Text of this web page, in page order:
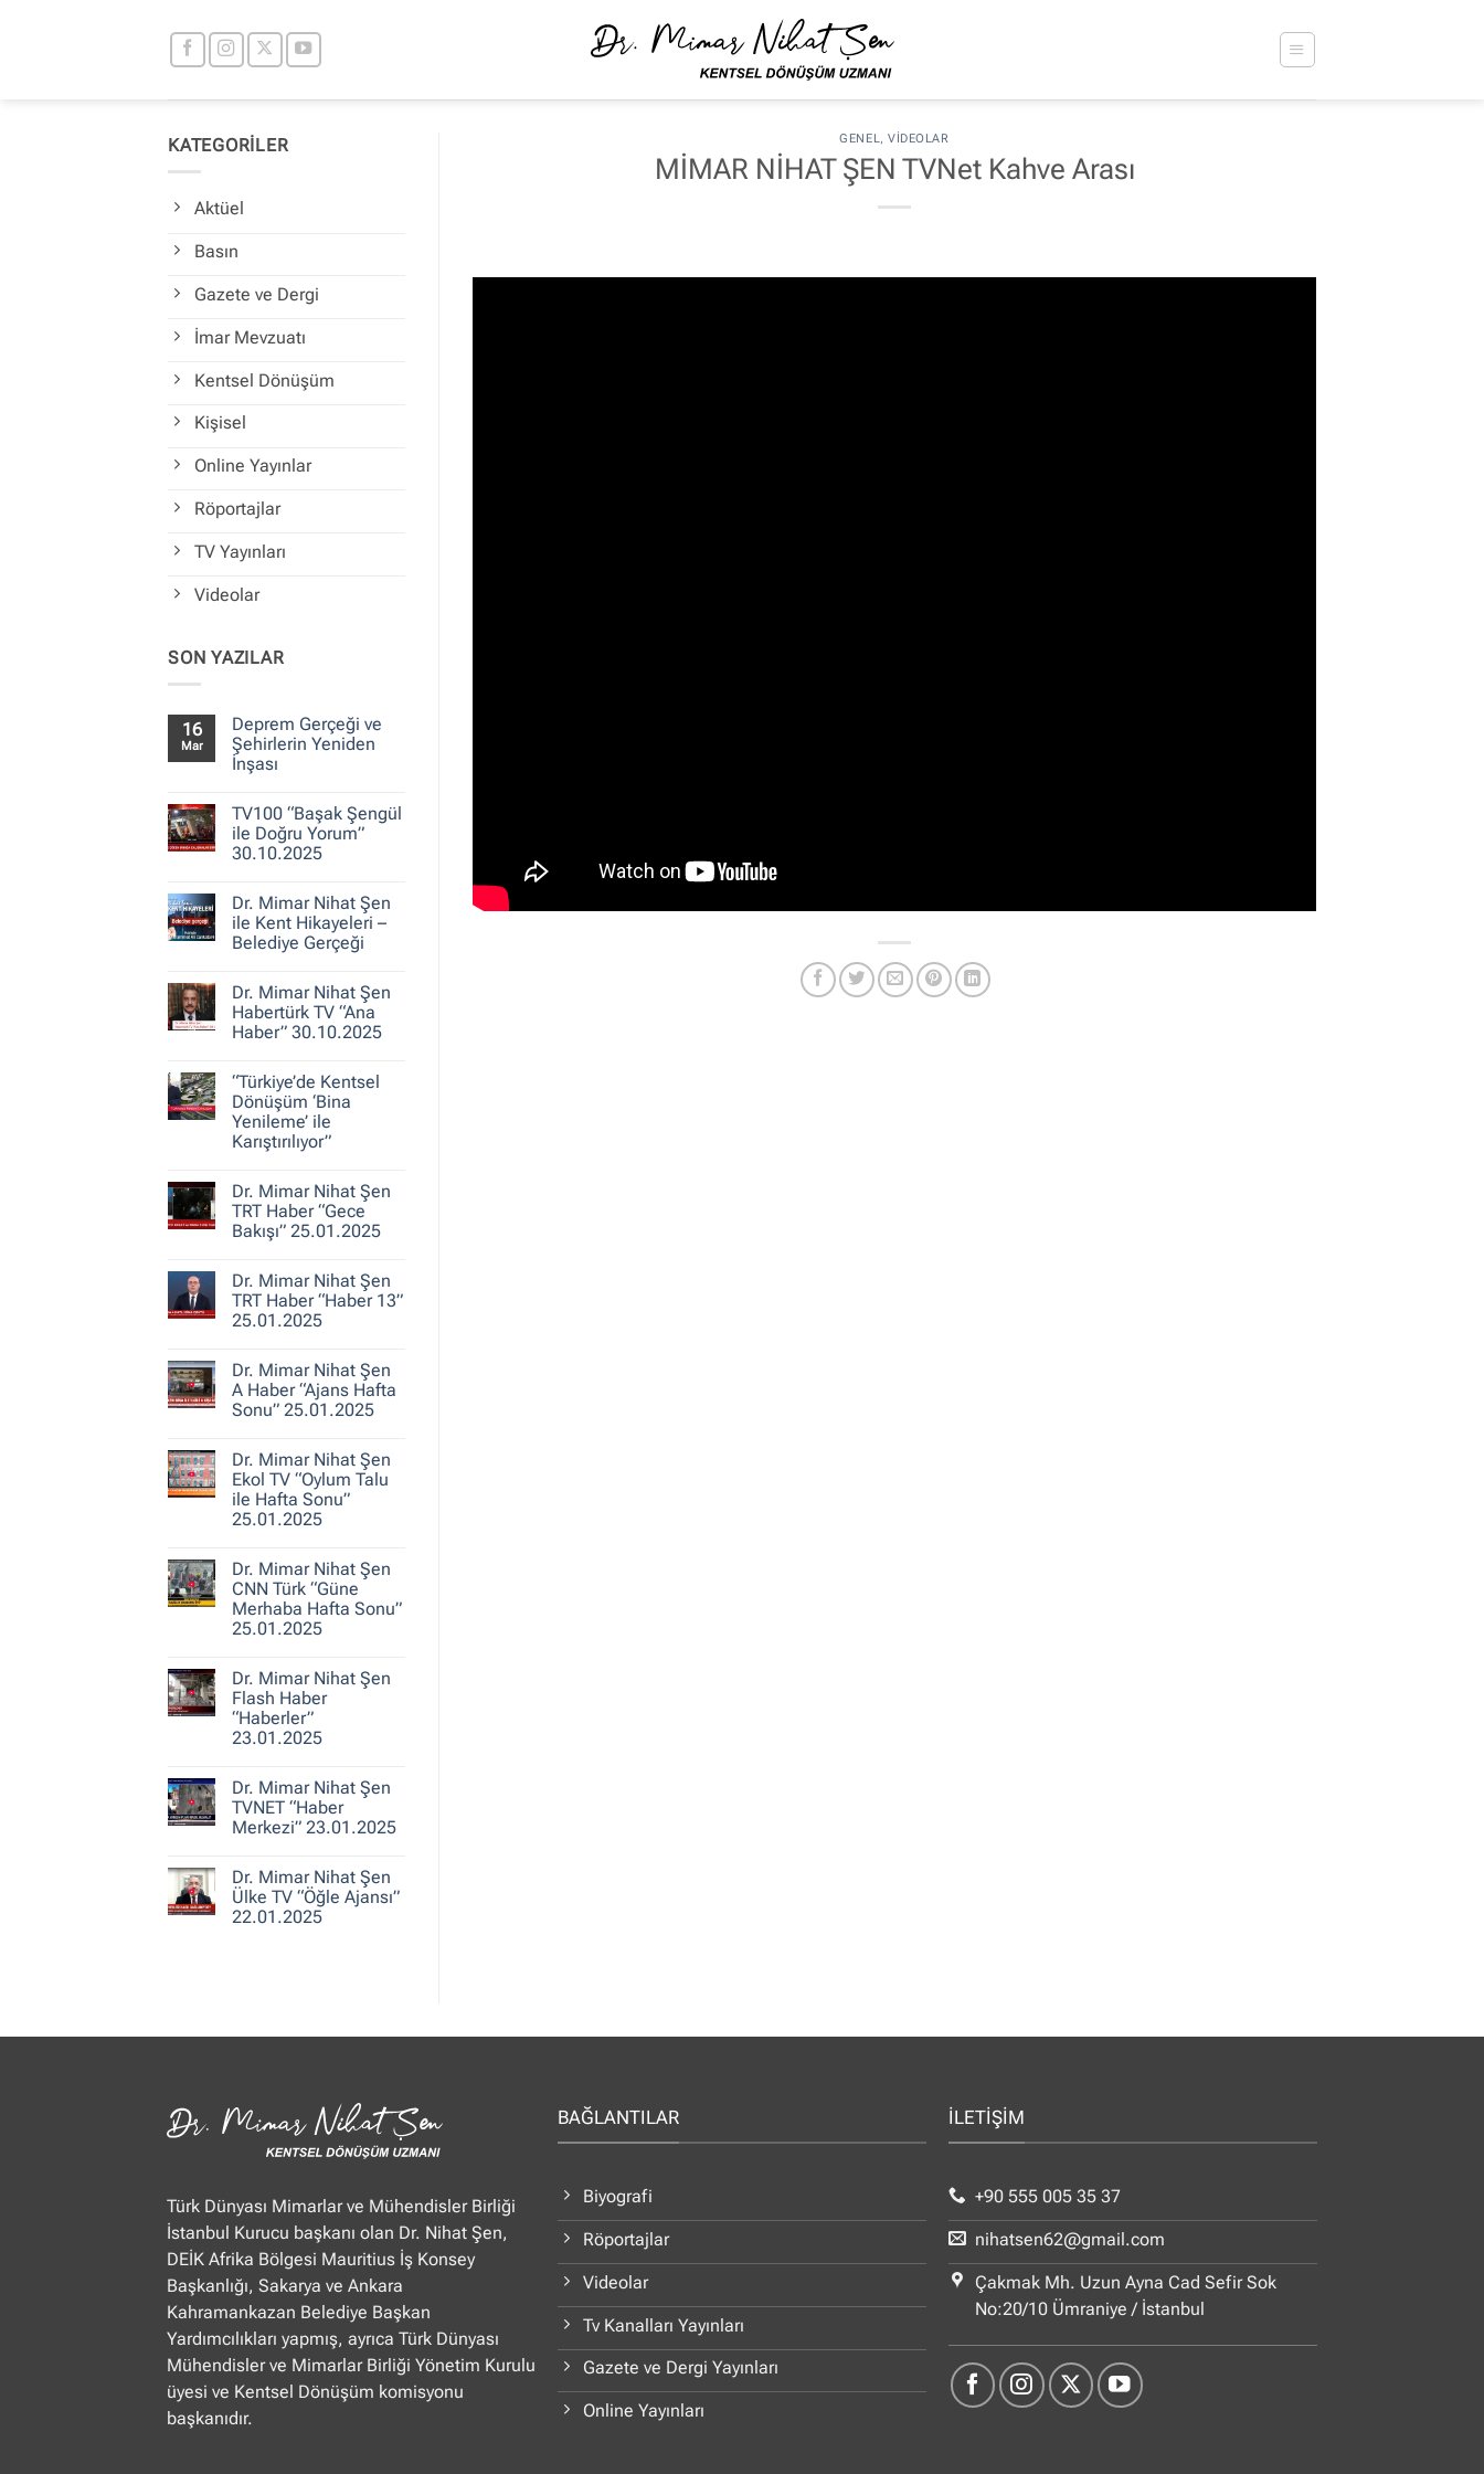
KATEGORİLER
Aktüel
Basın
Gazete ve Dergi
İmar Mevzuatı
Kentsel Dönüşüm
Kişisel
Online Yayınlar
Röportajlar
TV Yayınları
Videolar
SON YAZILAR
16
Mar
Deprem Gerçeği ve
Şehirlerin Yeniden
İnşası
Deprem
Gerçeği
ve
Şehirlerin
TV100 “Başak Şengül
ile Doğru Yorum”
30.10.2025
TV100
“Başak
Şengül
ile
30.10.2025
Dr. Mimar Nihat Şen
ile Kent Hikayeleri –
Belediye Gerçeği
Dr.
Mimar
Nihat
Şen
Hikayeleri
–
Belediye
Gerçeği
Dr. Mimar Nihat Şen
Habertürk TV “Ana
Haber” 30.10.2025
Dr.
Mimar
Nihat
Şen
Habertürk
Haber”
30.10.2025
“Türkiye’de Kentsel
Dönüşüm ‘Bina
Yenileme’ ile
Karıştırılıyor”
“Türkiye’de
Kentsel
Dönüşüm
‘Bina
Karıştırılıyor”
Dr. Mimar Nihat Şen
TRT Haber “Gece
Bakışı” 25.01.2025
Dr.
Mimar
Nihat
Şen
“Gece
Bakışı”
25.01.2025
Dr. Mimar Nihat Şen
TRT Haber “Haber 13”
25.01.2025
Dr.
Mimar
Nihat
Şen
“Haber
13”
25.01.2025
Dr. Mimar Nihat Şen
A Haber “Ajans Hafta
Sonu” 25.01.2025
Dr.
Mimar
Nihat
Şen
A
Hafta
Sonu”
25.01.2025
Dr. Mimar Nihat Şen
Ekol TV “Oylum Talu
ile Hafta Sonu”
25.01.2025
Dr.
Mimar
Nihat
Şen
Ekol
Talu
ile
Hafta
Sonu”
25.01.2025
Dr. Mimar Nihat Şen
CNN Türk “Güne
Merhaba Hafta Sonu”
25.01.2025
Dr.
Mimar
Nihat
Şen
CNN
Merhaba
Hafta
Sonu”
25.01.2025
Dr. Mimar Nihat Şen
Flash Haber
“Haberler”
23.01.2025
Dr.
Mimar
Nihat
Şen
“Haberler”
23.01.2025
Dr. Mimar Nihat Şen
TVNET “Haber
Merkezi” 23.01.2025
Dr.
Mimar
Nihat
Şen
Dr. Mimar Nihat Şen
Ülke TV “Öğle Ajansı”
22.01.2025
TV
GENEL,VIDEOLAR
MİMAR NİHAT ŞEN TVNet Kahve Arası
Türk Dünyası Mimarlar ve Mühendisler Birliği
İstanbul Kurucu başkanı olan Dr. Nihat Şen,
DEİK Afrika Bölgesi Mauritius İş Konsey
Başkanlığı, Sakarya ve Ankara
Kahramankazan Belediye Başkan
Yardımcılıkları yapmış, ayrıca Türk Dünyası
Mühendisler ve Mimarlar Birliği Yönetim Kurulu
üyesi ve Kentsel Dönüşüm komisyonu
başkanıdır.
BAĞLANTILAR
Biyografi
Röportajlar
Videolar
Tv Kanalları Yayınları
Gazete ve Dergi Yayınları
Online Yayınları
İLETİŞİM
+90 555 005 35 37
nihatsen62@gmail.com
Çakmak Mh. Uzun Ayna Cad Sefir Sok
No:20/10 Ümraniye / İstanbul